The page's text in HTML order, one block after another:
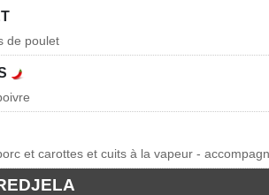
de poulet
et carottes et cuits à la vapeur -